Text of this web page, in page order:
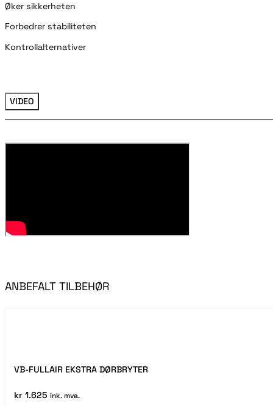
Øker sikkerheten
Forbedrer stabiliteten
Kontrollalternativer
VIDEO
ANBEFALT TILBEHØR
VB-FULLAIR EKSTRA DØRBRYTER
kr 1.625 ink. mva.